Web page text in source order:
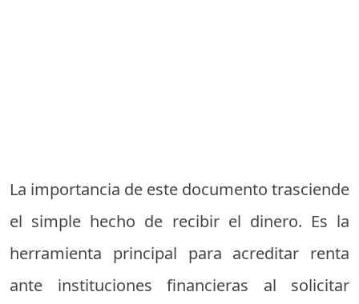
La importancia de este documento trasciende
el simple hecho de recibir el dinero. Es la
herramienta principal para acreditar renta
ante instituciones financieras al solicitar